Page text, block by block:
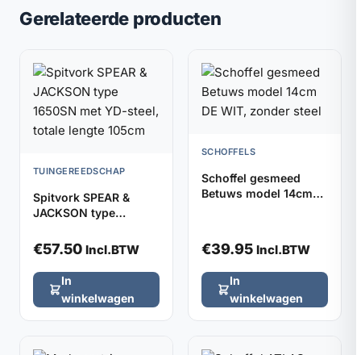
Gerelateerde producten
TUINGEREEDSCHAP
Spitvork SPEAR &
JACKSON type
totale lengte 105cm
€57.50 Incl.BTW
In
winkelwagen
SCHOFFELS
Schoffel gesmeed
Betuws model 14cm
€39.95 Incl.BTW
In
winkelwagen